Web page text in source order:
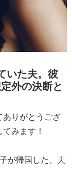
いた夫。彼
外の決断と
りがとうござ
みます！
が帰国した。夫